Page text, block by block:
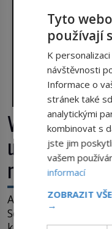
Výbuch,
ulicích. Pět
raketoplánů
Ani zima nezkazí
Se slunečními
Tyto
používají
K
návštěvnosti
Informace o
stránek také
analytickými
kombinovat s
jste jim
vašem
informací
ZOBRAZIT
→